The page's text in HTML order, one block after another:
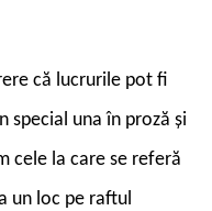
că lucrurile pot fi
special una în proză și
cele la care se referă
un loc pe raftul